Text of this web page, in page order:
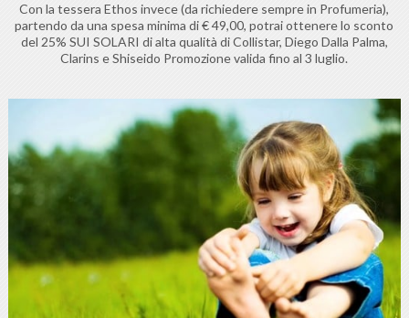
Con la tessera Ethos invece (da richiedere sempre in Profumeria),
partendo da una spesa minima di € 49,00, potrai ottenere lo sconto
del 25% SUI SOLARI di alta qualità di Collistar, Diego Dalla Palma,
Clarins e Shiseido Promozione valida fino al 3 luglio.